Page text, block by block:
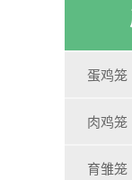
蛋鸡笼
肉鸡笼
育雏笼